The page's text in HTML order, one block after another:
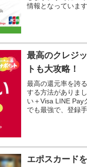
情報となっています
最高のクレジ
トも大攻略！
最高の還元率を誇
する方法がありま
い＋Visa LINE Pay
でも最強で、登録
エポスカード